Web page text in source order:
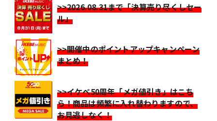
>>2026.08.31まで「決算売り尽くしセー
ル」
>>開催中のポイントアップキャンペーン
まとめ！
>>イケベ50周年「メガ値引き」はこち
ら！商品は頻繁に入れ替わりますので、
お見逃しなく！